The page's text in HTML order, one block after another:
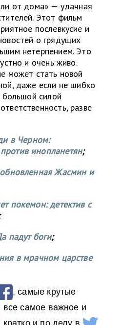
от дома» — удачная
Этот фильм
послевкусие и
о грядущих
нетерпением. Это
и очень живо.
может стать новой
даже если не шибко
большой силой
разве
в Черном:
инопланетян;
Жасмин и
покемон: детектив с
падут боги;
в мрачном царстве
, самые крутые
все самое важное и
кратко и по делу в